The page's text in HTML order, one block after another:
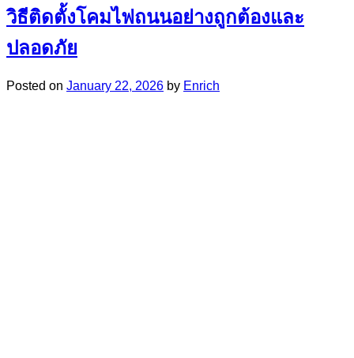
วิธีติดตั้งโคมไฟถนนอย่างถูกต้องและ
ปลอดภัย
Posted on January 22, 2026 by Enrich